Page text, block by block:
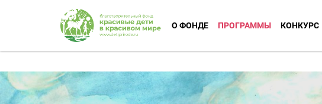
О ФОНДЕ ПРОГРАММЫ КОНКУРС